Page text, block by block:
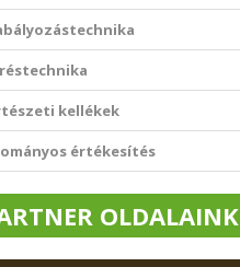
kellékek
értékesítés
OLDALAINK